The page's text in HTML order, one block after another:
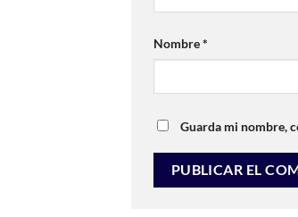
Nombre*
Guarda mi nombre,